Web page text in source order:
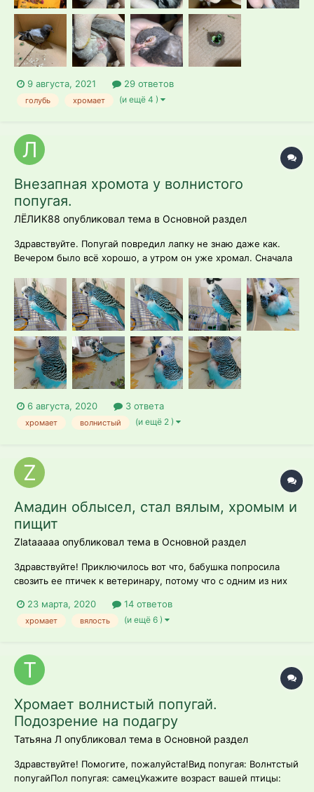
9 августа, 2021 29 ответов
голубь хромает (и ещё 4 )
Внезапная хромота у волнистого
попугая.
ЛЁЛИК88 опубликовал тема в Основной раздел
Здравствуйте. Попугай повредил лапку не знаю даже как.
Вечером было всё хорошо, а утром он уже хромал. Сначала
неё. Волочит за собой, падает. Жалко прям очень. В нашем
городке нет ветеринаров, которые могли бы помочь с
лечением...
6 августа, 2020 3 ответа
хромает волнистый (и ещё 2 )
Амадин облысел, стал вялым, хромым и
пищит
Zlataaaaa опубликовал тема в Основной раздел
Здравствуйте! Приключилось вот что, бабушка попросила
свозить ее птичек к ветеринару, потому что с одним из них
лысый (кроме крылышек), подхрамывает, пищит, почти не
летает, сидит «на корточках» и немного завалившись в бок.
23 марта, 2020 14 ответов
хромает вялость (и ещё 6 )
Хромает волнистый попугай.
Подозрение на подагру
Татьяна Л опубликовал тема в Основной раздел
Здравствуйте! Помогите, пожалуйста!Вид попугая: Волнтстый
попугайПол попугая: самецУкажите возраст вашей птицы: